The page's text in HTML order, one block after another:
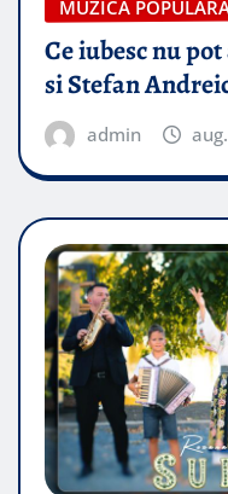
MUZICA
Ce iubesc nu pot
si Stefan
admin